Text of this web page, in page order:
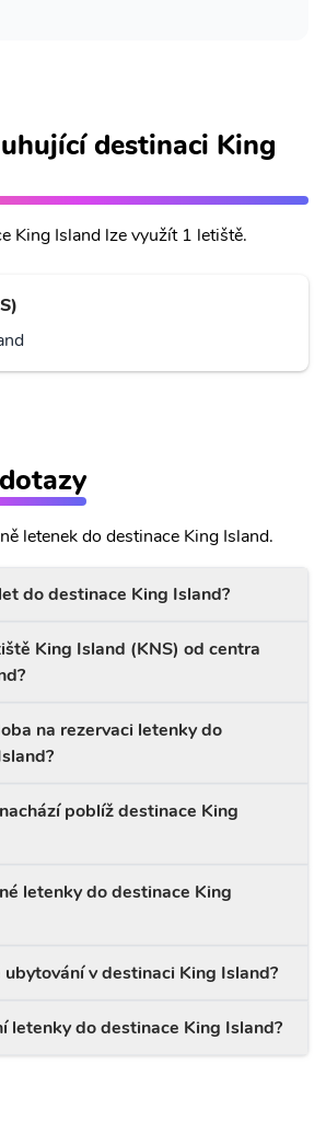
destinaci King
King Island lze využít 1 letiště.
letenek do destinace King Island.
do destinace King Island?
King Island (KNS) od centra
na rezervaci letenky do
poblíž destinace King
letenky do destinace King
v destinaci King Island?
letenky do destinace King Island?